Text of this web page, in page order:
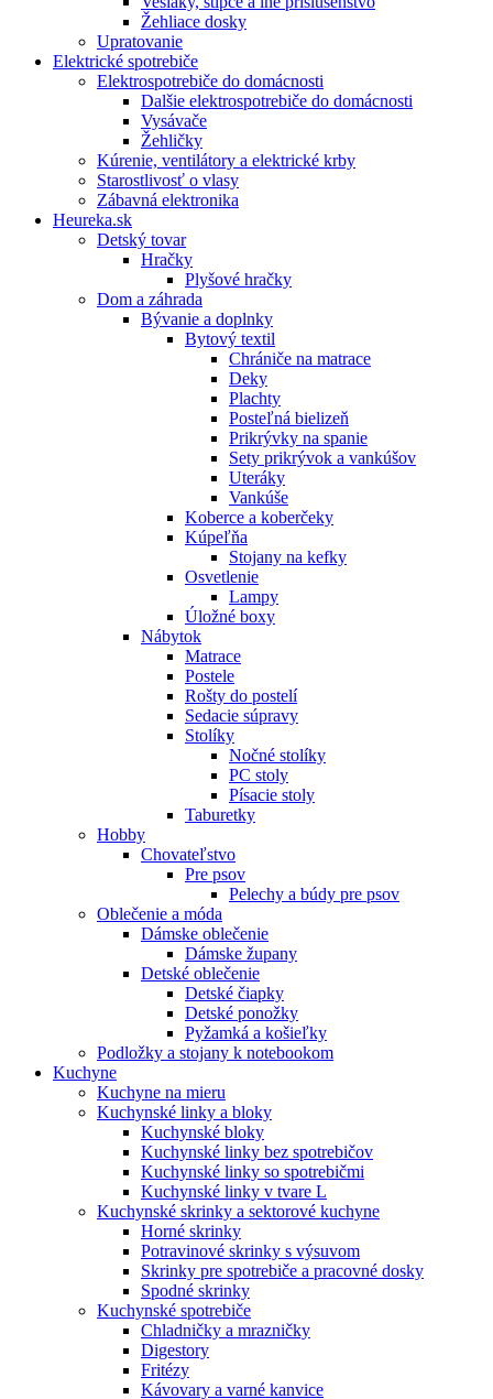
Žehliace dosky
Upratovanie
Elektrické spotrebiče
Elektrospotrebiče do domácnosti
Dalšie elektrospotrebiče do domácnosti
Vysávače
Žehličky
Kúrenie, ventilátory a elektrické krby
Starostlivosť o vlasy
Zábavná elektronika
Heureka.sk
Detský tovar
Hračky
Plyšové hračky
Dom a záhrada
Bývanie a doplnky
Bytový textil
Chrániče na matrace
Deky
Plachty
Posteľná bielizeň
Prikrývky na spanie
Sety prikrývok a vankúšov
Uteráky
Vankúše
Koberce a koberčeky
Kúpeľňa
Stojany na kefky
Osvetlenie
Lampy
Úložné boxy
Nábytok
Matrace
Postele
Rošty do postelí
Sedacie súpravy
Stolíky
Nočné stolíky
PC stoly
Písacie stoly
Taburetky
Hobby
Chovateľstvo
Pre psov
Pelechy a búdy pre psov
Oblečenie a móda
Dámske oblečenie
Dámske župany
Detské oblečenie
Detské čiapky
Detské ponožky
Pyžamká a košieľky
Podložky a stojany k notebookom
Kuchyne
Kuchyne na mieru
Kuchynské linky a bloky
Kuchynské bloky
Kuchynské linky bez spotrebičov
Kuchynské linky so spotrebičmi
Kuchynské linky v tvare L
Kuchynské skrinky a sektorové kuchyne
Horné skrinky
Potravinové skrinky s výsuvom
Skrinky pre spotrebiče a pracovné dosky
Spodné skrinky
Kuchynské spotrebiče
Chladničky a mrazničky
Digestory
Fritézy
Kávovary a varné kanvice